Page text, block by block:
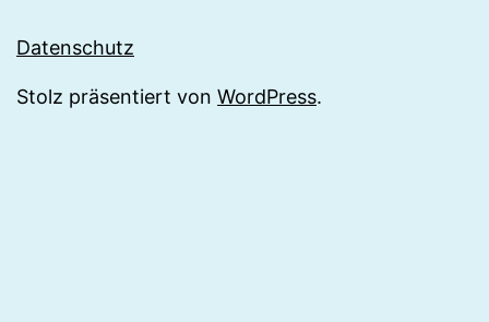
Datenschutz
Stolz präsentiert von WordPress.